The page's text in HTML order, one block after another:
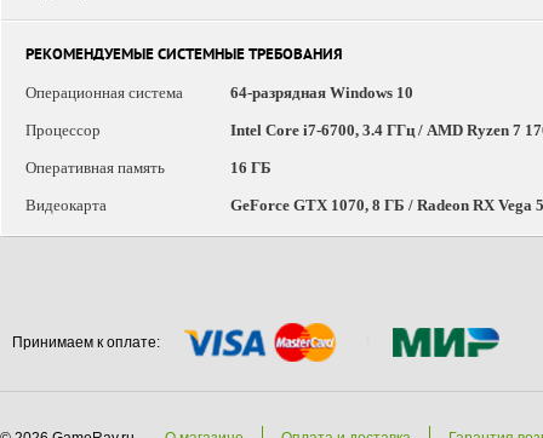
РЕКОМЕНДУЕМЫЕ СИСТЕМНЫЕ ТРЕБОВАНИЯ
Операционная система
64-разрядная Windows 10
Процессор Intel Core i7-6700, 3.4 ГГц / AMD Ryzen 7
Оперативная память 16 ГБ
Видеокарта GeForce GTX 1070, 8 ГБ / Radeon RX Vega
Принимаем к оплате: